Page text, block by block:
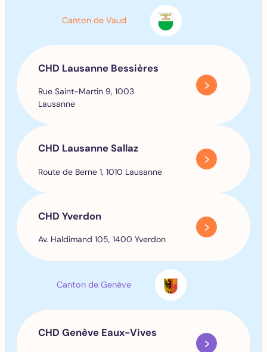
Canton de Vaud
CHD Lausanne Bessières
Rue Saint-Martin 9, 1003
Lausanne
CHD Lausanne Sallaz
Route de Berne 1, 1010 Lausanne
CHD Yverdon
Av. Haldimand 105, 1400 Yverdon
Canton de Genève
CHD Genève Eaux-Vives